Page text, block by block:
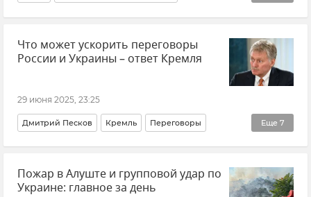
Крымский мост
Безопасность Республики Крым и Севастополя
Логистика Новости Крыма
Что может ускорить переговоры
России и Украины – ответ Кремля
29 июня 2025, 23:25
Еще 7
Дмитрий Песков Кремль Переговоры
Россия Украина США Политика
Внешняя политика Новости СВО Новости
Пожар в Алуште и групповой удар по
Украине: главное за день